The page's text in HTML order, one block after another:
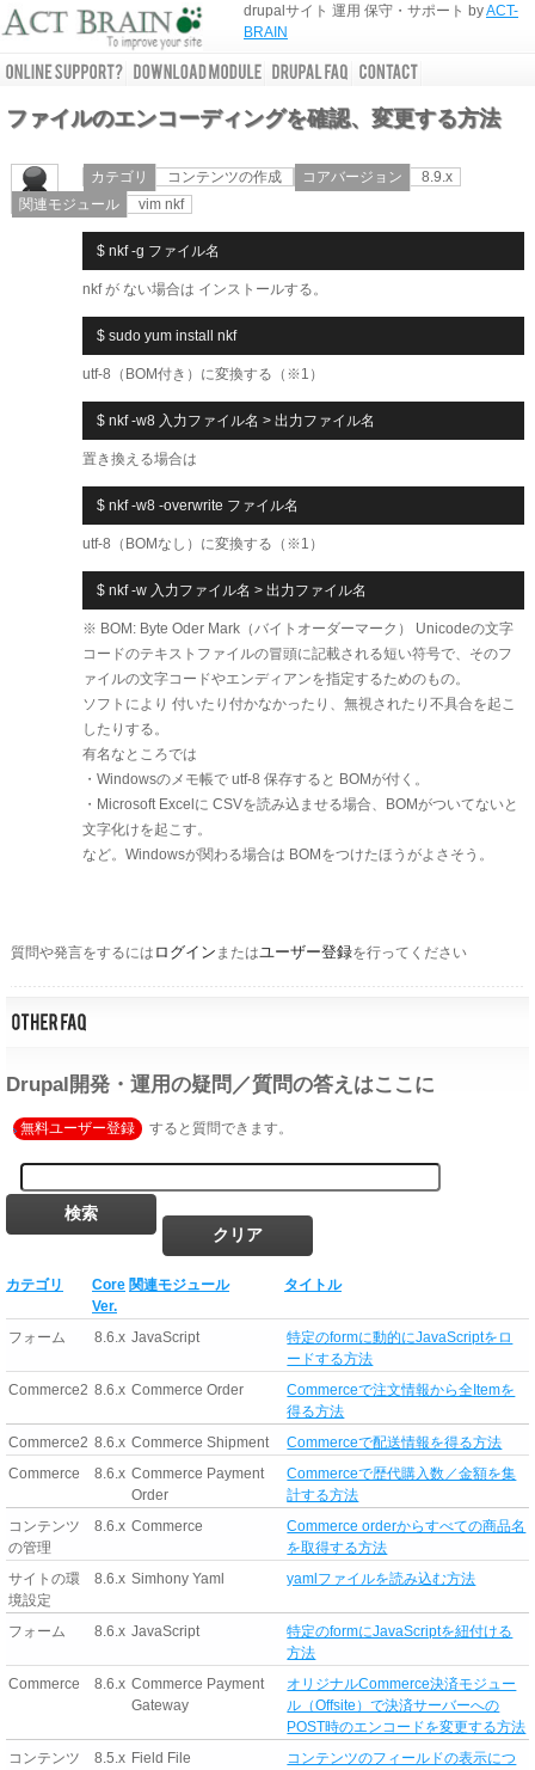
drupalサイト 運用 保守・サポート byACT-
BRAIN
ファイルのエンコーディングを確認、変更する方法
カテゴリ コンテンツの作成 コアバージョン
8.9.x
関連モジュール
vim nkf
nkf が ない場合は インストールする。
utf-8（BOM付き）に変換する（※1）
置き換える場合は
utf-8（BOMなし）に変換する（※1）
$ nkf -w 入力ファイル名 > 出力ファイル名
※ BOM: Byte Oder Mark（バイトオーダーマーク） Unicodeの文字
コードのテキストファイルの冒頭に記載される短い符号で、そのフ
ァイルの文字コードやエンディアンを指定するためのもの。
ソフトにより 付いたり付かなかったり、無視されたり不具合を起こ
したりする。
有名なところでは
・Windowsのメモ帳で utf-8 保存すると BOMが付く。
・Microsoft Excelに CSVを読み込ませる場合、BOMがついてないと
文字化けを起こす。
​など。Windowsが関わる場合は BOMをつけたほうがよさそう。
質問や発言をするには ログイン またはユーザー登録を行ってください
Drupal開発・運用の疑問／質問の答えはここに
無料ユーザー登録 すると質問できます。
カテゴリ
Core
Ver.
関連モジュール タイトル
フォーム 8.6.x JavaScript
特定のformに動的にJavaScriptをロ
ードする方法
Commerce2 8.6.x Commerce Order
Commerceで注文情報から全Itemを
得る方法
Commerce2 8.6.x Commerce Shipment
Commerceで配送情報を得る方法
Commerce
8.6.x Commerce Payment
Order
Commerceで歴代購入数／金額を集
計する方法
コンテンツ
の管理
8.6.x Commerce
Commerce orderからすべての商品名
を取得する方法
サイトの環
境設定
8.6.x Simhony Yaml yamlファイルを読み込む方法
フォーム 8.6.x JavaScript
特定のformにJavaScriptを紐付ける
方法
Commerce
8.6.x Commerce Payment
Gateway
オリジナルCommerce決済モジュー
ル（Offsite）で決済サーバーへの
POST時のエンコードを変更する方法
コンテンツ
8.5.x Field File
コンテンツのフィールドの表示につ